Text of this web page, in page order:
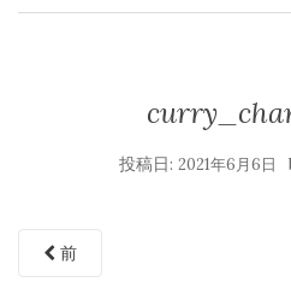
投稿日: 2021年6月6日
前